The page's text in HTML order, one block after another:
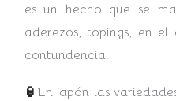
es un hecho que se
aderezos, topings, en
contundencia.
🏮En japón las